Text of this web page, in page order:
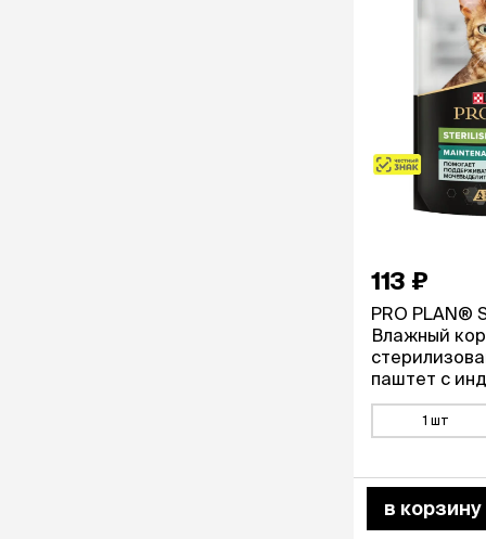
113 ₽
PRO PLAN®
Влажный
паштет с
1 шт
в корзину